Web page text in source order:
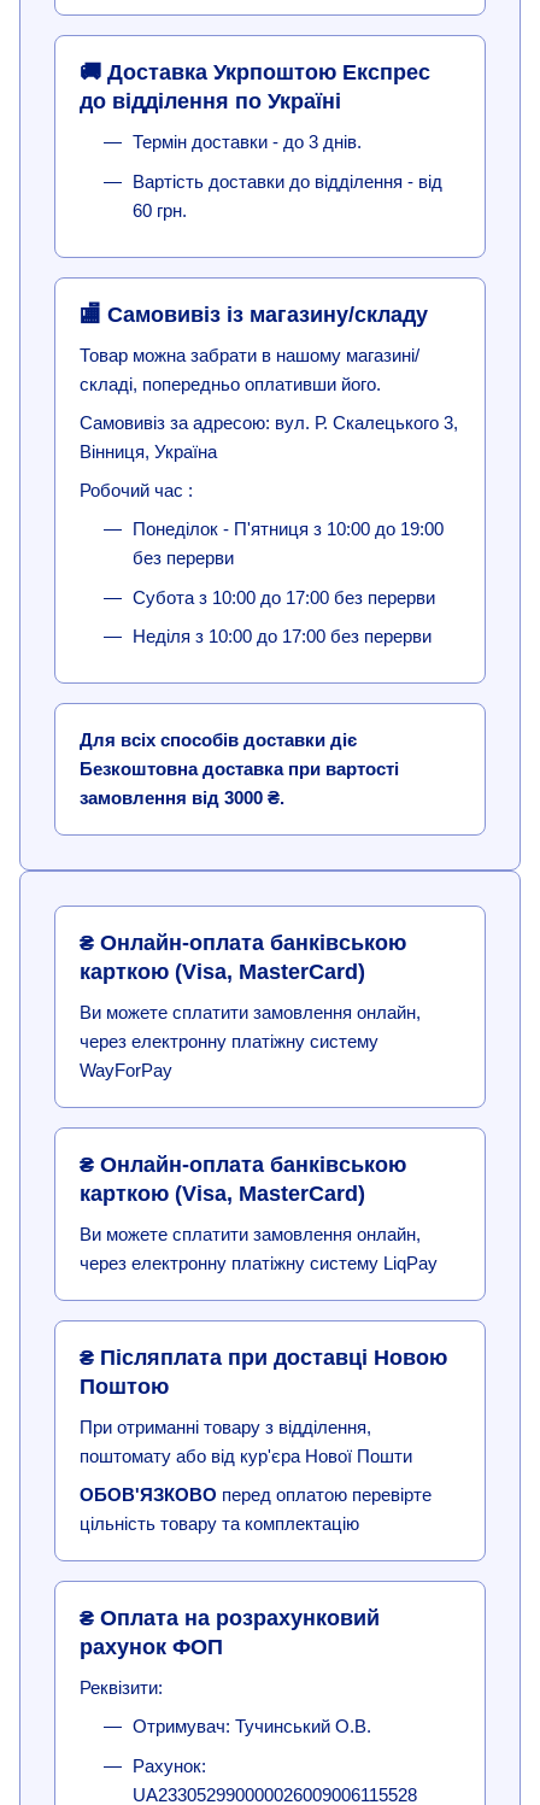
🚚 Доставка Укрпоштою Експрес
до відділення по Україні
Термін доставки - до 3 днів.
Вартість доставки до відділення - від
60 грн.
🏬 Самовивіз із магазину/складу
Товар можна забрати в нашому магазині/
складі, попередньо оплативши його.
Самовивіз за адресою: вул. Р. Скалецького 3,
Вінниця, Україна
Робочий час :
Понеділок - П'ятниця з 10:00 до 19:00
без перерви
Субота з 10:00 до 17:00 без перерви
Неділя з 10:00 до 17:00 без перерви
Для всіх способів доставки діє
Безкоштовна доставка при вартості
замовлення від 3000 ₴.
₴ Онлайн-оплата банківською
карткою (Visa, MasterCard)
Ви можете сплатити замовлення онлайн,
через електронну платіжну систему
WayForPay
₴ Онлайн-оплата банківською
карткою (Visa, MasterCard)
Ви можете сплатити замовлення онлайн,
через електронну платіжну систему LiqPay
₴ Післяплата при доставці Новою
Поштою
При отриманні товару з відділення,
поштомату або від кур'єра Нової Пошти
ОБОВ'ЯЗКОВО перед оплатою перевірте
цільність товару та комплектацію
₴ Оплата на розрахунковий
рахунок ФОП
Реквізити:
Отримувач: Тучинський О.В.
Рахунок:
UA233052990000026009006115528